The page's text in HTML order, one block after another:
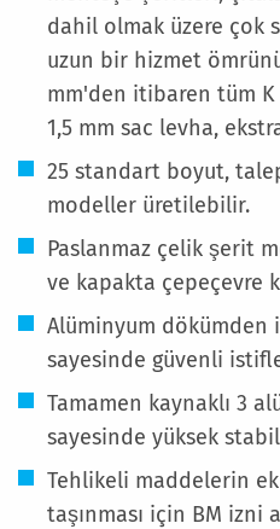
dahil olmak üzere çok
uzun bir hizmet
mm'den itibaren tüm K
1,5 mm sac levha,
25 standart boyut,
modeller üretilebilir.
Paslanmaz çelik şerit
ve kapakta çepeçevre
Alüminyum dökümden
sayesinde güvenli
Tamamen kaynaklı 3
sayesinde yüksek
Tehlikeli maddelerin ek
taşınması için BM izni